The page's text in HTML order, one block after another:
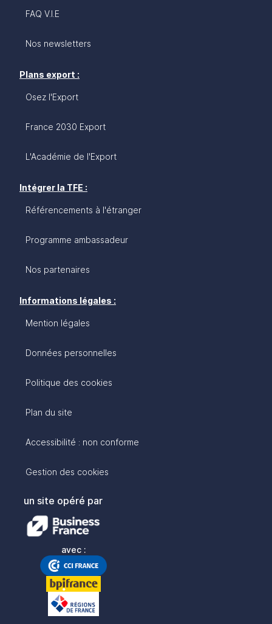
FAQ V.I.E
Nos newsletters
Plans export :
Osez l'Export
France 2030 Export
L'Académie de l'Export
Intégrer la TFE :
Référencements à l'étranger
Programme ambassadeur
Nos partenaires
Informations légales :
Mention légales
Données personnelles
Politique des cookies
Plan du site
Accessibilité : non conforme
Gestion des cookies
un site opéré par
avec :